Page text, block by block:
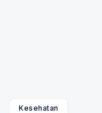
Kesehatan